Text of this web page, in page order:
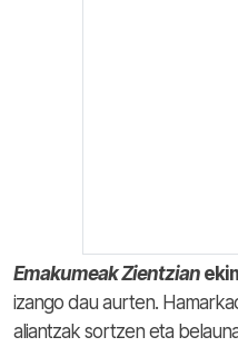
Emakumeak Zientzian
izango dau aurten.
aliantzak sortzen eta